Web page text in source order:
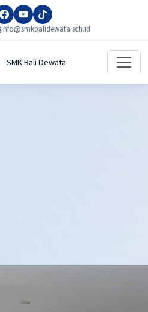
info@smkbalidewata.sch.id
SMK Bali Dewata